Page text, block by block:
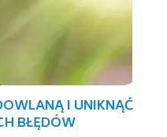
I UNIKNĄĆ
BŁĘDÓW